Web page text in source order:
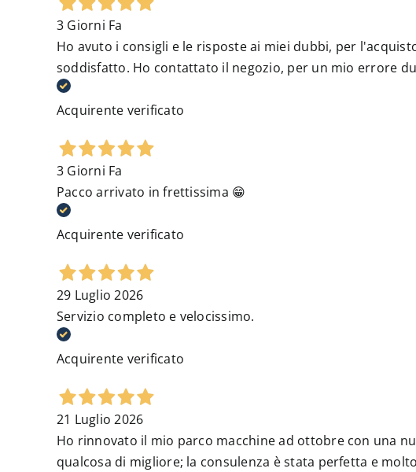
3 Giorni Fa
Ho avuto i consigli e le risposte ai miei dubbi, per
soddisfatto. Ho contattato il negozio, per un mio errore
Acquirente verificato
3 Giorni Fa
Pacco arrivato in frettissima 😁
Acquirente verificato
29 Luglio 2026
Servizio completo e velocissimo.
Acquirente verificato
21 Luglio 2026
Ho rinnovato il mio parco macchine ad ottobre con una
qualcosa di migliore; la consulenza è stata perfetta e